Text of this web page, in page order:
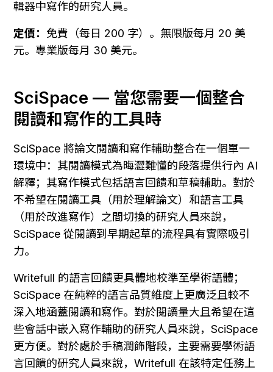
輯器中寫作的研究人員。
定價： 免費（每日 200 字）。無限版每月 20 美
元。專業版每月 30 美元。
SciSpace — 當您需要一個整合
閱讀和寫作的工具時
SciSpace 將論文閱讀和寫作輔助整合在一個單一
環境中：其閱讀模式為晦澀難懂的段落提供行內 AI
解釋；其寫作模式包括語言回饋和草稿輔助。對於
不希望在閱讀工具（用於理解論文）和語言工具
（用於改進寫作）之間切換的研究人員來說，
SciSpace 從閱讀到早期起草的流程具有實際吸引
力。
Writefull 的語言回饋更具體地校準至學術語體；
SciSpace 在純粹的語言品質維度上更廣泛且較不
深入地涵蓋閱讀和寫作。對於閱讀量大且希望在這
些會話中嵌入寫作輔助的研究人員來說，SciSpace
更方便。對於處於手稿潤飾階段，主要需要學術語
言回饋的研究人員來說，Writefull 在該特定任務上